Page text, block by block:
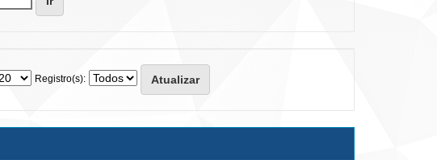
Registro(s):